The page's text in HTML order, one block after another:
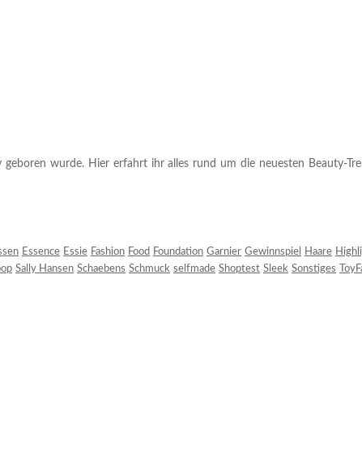
wurde. Hier erfahrt ihr alles rund um die neuesten Beauty-
Essence Essie Fashion Food Foundation Garnier Gewinnspiel Haare
Sally Hansen Schaebens Schmuck selfmade Shoptest Sleek Sonstiges